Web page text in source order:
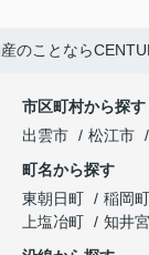
のことなら
市区町村から探す
出雲市
松江市
町名から探す
東朝日町
稲岡町
上塩冶町
知井